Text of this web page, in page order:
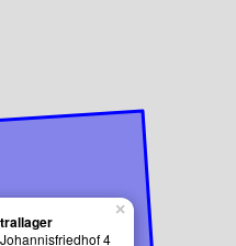
×
4